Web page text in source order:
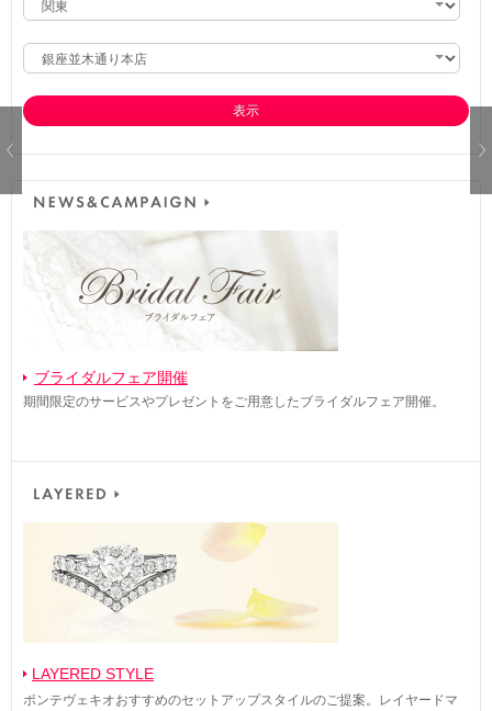
表示
ブライダルフェア開催
期間限定のサービスやプレゼントをご用意したブライダルフェア開催。
LAYERED STYLE
ポンテヴェキオおすすめのセットアップスタイルのご提案。レイヤードマ